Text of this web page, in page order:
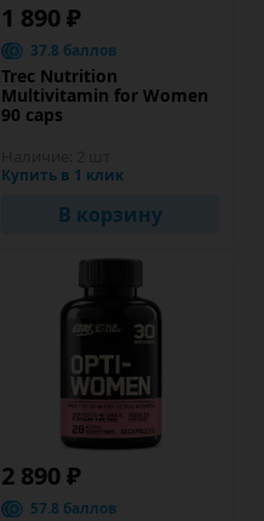
1 890 ₽
37.8 баллов
Trec Nutrition
Multivitamin for Women
90 caps
Купить в 1 клик
В корзину
2 890 ₽
57.8 баллов